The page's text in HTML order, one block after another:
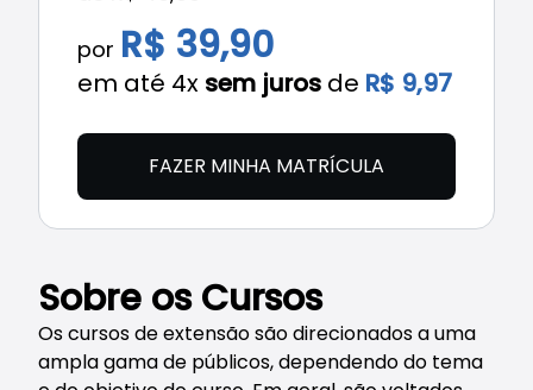
Sobre os Cursos
Os cursos de extensão são direcionados a uma
ampla gama de públicos, dependendo do tema
por R$ 39,90
em até 4x sem juros de R$ 9,97
FAZER MINHA MATRÍCULA